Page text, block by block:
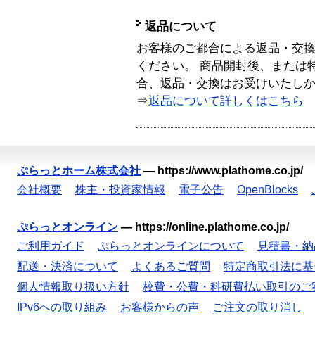
返品について
お客様のご都合による返品・交
ください。 商品開封後、または
合、返品・交換はお受けいたし
⇒返品について詳しくはこちら
ぷらっとホーム株式会社 — https://www.plathome.co.jp/
会社概要
株主・投資家情報 電子公告 OpenBlocks
ぷらっとオンライン — https://online.plathome.co.jp/
ご利用ガイド
ぷらっとオンラインについて
見積書・
配送・決済について
よくあるご質問
特定商取引法に
個人情報取り扱い方針
校費・公費・科研費払い取引のご
IPv6への取り組み
お客様からの声 ご注文の取り消し